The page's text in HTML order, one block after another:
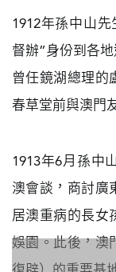
地
媽
閣
1912年孫中山
督辦”身份到各
曾任鏡湖總理的
春草堂前與澳門
1913年6月孫中
澳會談，商討廣
居澳重病的長女
娛園。此後，澳